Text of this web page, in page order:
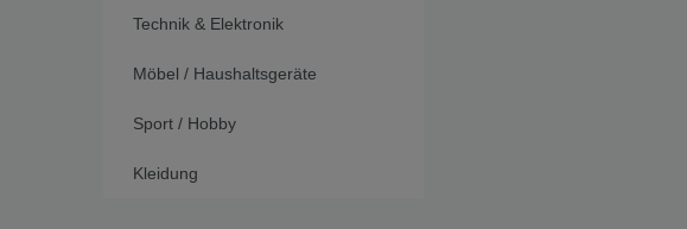
Technik & Elektronik
Möbel / Haushaltsgeräte
Sport / Hobby
Kleidung